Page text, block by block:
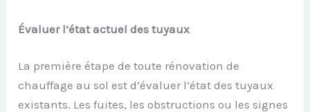
Évaluer l’état actuel des tuyaux
La première étape de toute rénovation de
chauffage au sol est d’évaluer l’état des tuyaux
existants. Les fuites, les obstructions ou les signes